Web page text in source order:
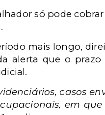
só pode cobrar
mais longo,
alerta que o
casos
em